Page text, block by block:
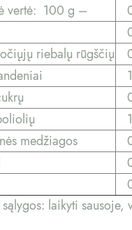
vertė: 100 g –
riebalų rūgščių
medžiagos
laikyti